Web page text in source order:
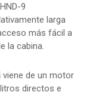
9
larga
más fácil a
la cabina.
viene de un motor
directos e